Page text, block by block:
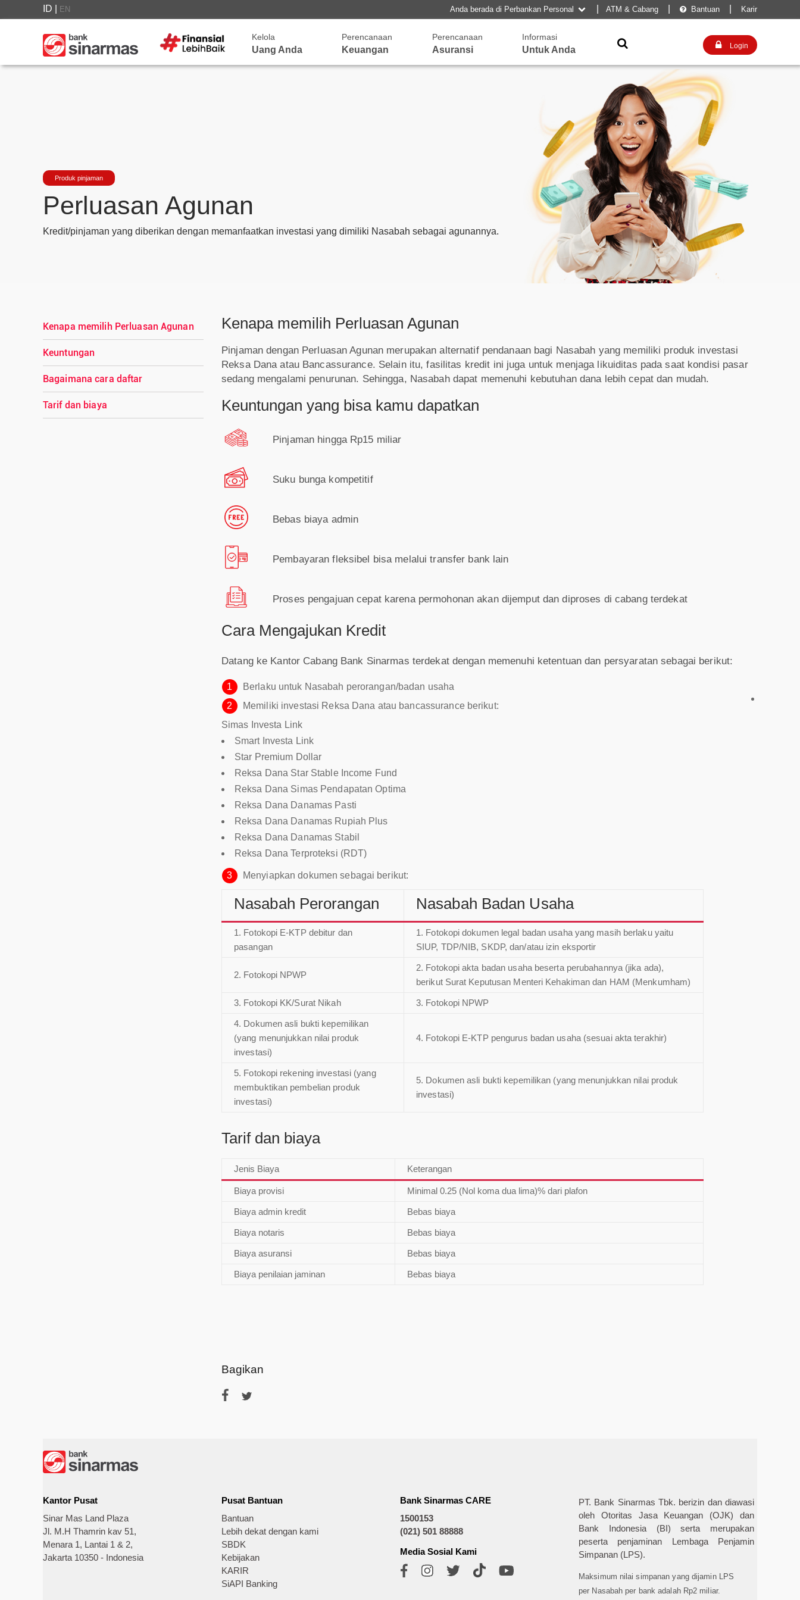
ID EN Anda berada di Perbankan Personal  |ATM & Cabang  Bantuan Karir
Kelola
Uang Anda
Perencanaan
Keuangan
Perencanaan
Asuransi
Informasi
Untuk Anda
  Login
Produk pinjaman
Perluasan Agunan
Kredit/pinjaman yang diberikan dengan memanfaatkan investasi yang dimiliki Nasabah sebagai agunannya.
Kenapa memilih Perluasan Agunan
Keuntungan
Bagaimana cara daftar
Tarif dan biaya
Kenapa memilih Perluasan Agunan
Pinjaman dengan Perluasan Agunan merupakan alternatif pendanaan bagi Nasabah yang memiliki produk investasi
Reksa Dana atau Bancassurance. Selain itu, fasilitas kredit ini juga untuk menjaga likuiditas pada saat kondisi pasar
sedang mengalami penurunan. Sehingga, Nasabah dapat memenuhi kebutuhan dana lebih cepat dan mudah.
Keuntungan yang bisa kamu dapatkan
Pinjaman hingga Rp15 miliar
Suku bunga kompetitif
Bebas biaya admin
Pembayaran fleksibel bisa melalui transfer bank lain
Proses pengajuan cepat karena permohonan akan dijemput dan diproses di cabang terdekat
Cara Mengajukan Kredit
Datang ke Kantor Cabang Bank Sinarmas terdekat dengan memenuhi ketentuan dan persyaratan sebagai berikut:
1
Berlaku untuk Nasabah perorangan/badan usaha
2
Memiliki investasi Reksa Dana atau bancassurance berikut:
Simas Investa Link
Smart Investa Link
Star Premium Dollar
Reksa Dana Star Stable Income Fund
Reksa Dana Simas Pendapatan Optima
Reksa Dana Danamas Pasti
Reksa Dana Danamas Rupiah Plus
Reksa Dana Danamas Stabil
Reksa Dana Terproteksi (RDT)
3 Menyiapkan dokumen sebagai berikut:
Nasabah Perorangan Nasabah Badan Usaha
1. Fotokopi E-KTP debitur dan
pasangan
1. Fotokopi dokumen legal badan usaha yang masih berlaku yaitu
SIUP, TDP/NIB, SKDP, dan/atau izin eksportir
2. Fotokopi NPWP
2. Fotokopi akta badan usaha beserta perubahannya (jika ada),
berikut Surat Keputusan Menteri Kehakiman dan HAM (Menkumham)
3. Fotokopi KK/Surat Nikah 3. Fotokopi NPWP
4. Dokumen asli bukti kepemilikan
(yang menunjukkan nilai produk
investasi)
4. Fotokopi E-KTP pengurus badan usaha (sesuai akta terakhir)
5. Fotokopi rekening investasi (yang
membuktikan pembelian produk
investasi)
5. Dokumen asli bukti kepemilikan (yang menunjukkan nilai produk
investasi)
Tarif dan biaya
Jenis Biaya Keterangan
Biaya provisi Minimal 0.25 (Nol koma dua lima)% dari plafon
Biaya admin kredit Bebas biaya
Biaya notaris Bebas biaya
Biaya asuransi Bebas biaya
Biaya penilaian jaminan Bebas biaya
Bagikan
Kantor Pusat
Sinar Mas Land Plaza
Jl. M.H Thamrin kav 51,
Menara 1, Lantai 1 & 2,
Jakarta 10350 - Indonesia
Pusat Bantuan
Bantuan
Lebih dekat dengan kami
SBDK
Kebijakan
KARIR
SiAPI Banking
Bank Sinarmas CARE
1500153
(021) 501 88888
Media Sosial Kami
PT. Bank Sinarmas Tbk. berizin dan diawasi
oleh Otoritas Jasa Keuangan (OJK) dan
Bank Indonesia (BI) serta merupakan
peserta penjaminan Lembaga Penjamin
Simpanan (LPS).
Maksimum nilai simpanan yang dijamin LPS
per Nasabah per bank adalah Rp2 miliar.